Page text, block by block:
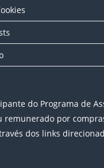
do Programa de
remunerado por
dos links